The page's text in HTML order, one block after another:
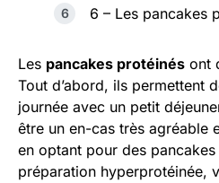
6 – Les pancakes
Les pancakes protéinés ont
Tout d’abord, ils permettent
journée avec un petit
être un en-cas très agréable
en optant pour des pancakes
préparation hyperprotéinée,